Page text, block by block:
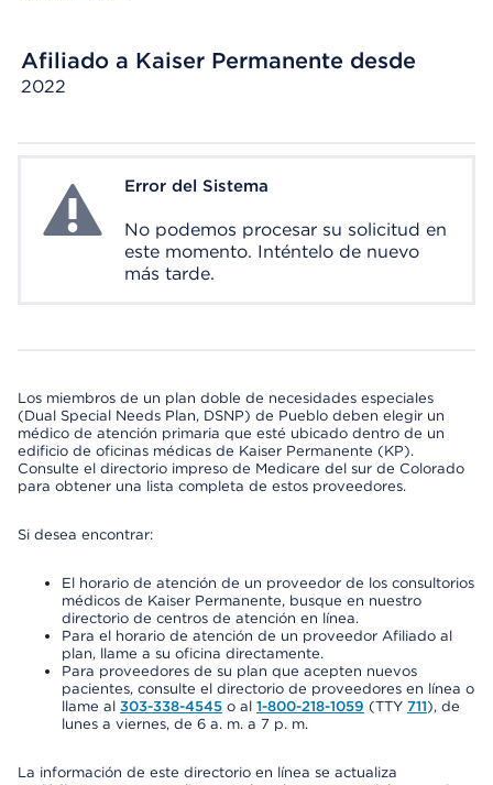
Afiliado a Kaiser Permanente desde
2022
System ErrorError del Sistema
No podemos procesar su solicitud en
este momento. Inténtelo de nuevo
más tarde.
Los miembros de un plan doble de necesidades especiales
(Dual Special Needs Plan, DSNP) de Pueblo deben elegir un
médico de atención primaria que esté ubicado dentro de un
edificio de oficinas médicas de Kaiser Permanente (KP).
Consulte el directorio impreso de Medicare del sur de Colorado
para obtener una lista completa de estos proveedores.
Si desea encontrar:
El horario de atención de un proveedor de los consultorios
médicos de Kaiser Permanente, busque en nuestro
directorio de centros de atención en línea.
Para el horario de atención de un proveedor Afiliado al
plan, llame a su oficina directamente.
Para proveedores de su plan que acepten nuevos
pacientes, consulte el directorio de proveedores en línea o
llame al 303-338-4545 o al 1-800-218-1059 (TTY 711), de
lunes a viernes, de 6 a. m. a 7 p. m.
La información de este directorio en línea se actualiza